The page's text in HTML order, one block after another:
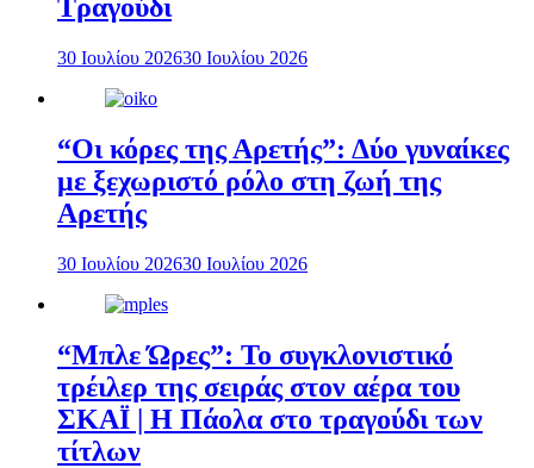
Τραγούδι
30 Ιουλίου 202630 Ιουλίου 2026
“Οι κόρες της Αρετής”: Δύο γυναίκες
με ξεχωριστό ρόλο στη ζωή της
Αρετής
30 Ιουλίου 202630 Ιουλίου 2026
“Μπλε Ώρες”: Το συγκλονιστικό
τρέιλερ της σειράς στον αέρα του
ΣΚΑΪ | Η Πάολα στο τραγούδι των
τίτλων